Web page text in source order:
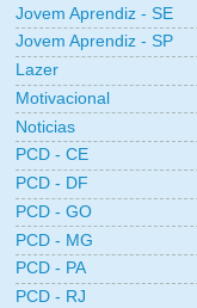
Jovem Aprendiz - SE
Jovem Aprendiz - SP
Lazer
Motivacional
Noticias
PCD - CE
PCD - DF
PCD - GO
PCD - MG
PCD - PA
PCD - RJ